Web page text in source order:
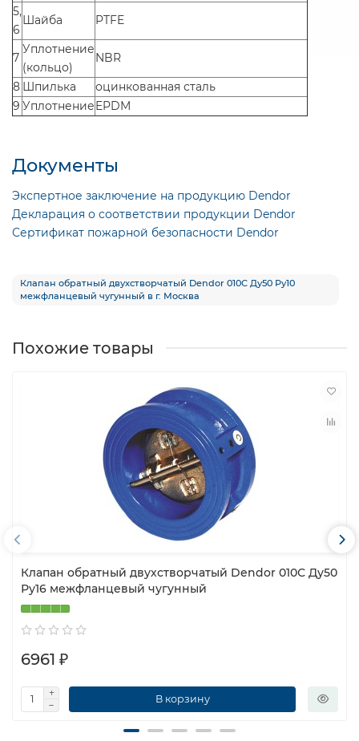
5,
6
Шайба PTFE
7
Уплотнение
(кольцо)
NBR
8 Шпилька
оцинкованная сталь
9 УплотнениеEPDM
Документы
Экспертное заключение на продукцию Dendor
Декларация о соответствии продукции Dendor
Сертификат пожарной безопасности Dendor
Клапан обратный двухстворчатый Dendor 010С Ду50 Ру10
межфланцевый чугунный в г. Москва
Похожие товары
Клапан обратный двухстворчатый Dendor 010С Ду50
Ру16 межфланцевый чугунный
6961 ₽
В корзину